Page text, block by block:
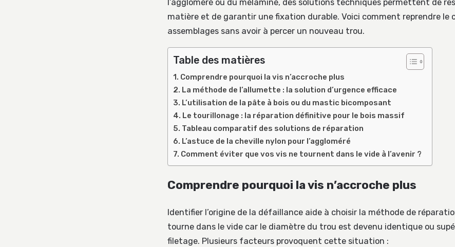
l’aggloméré ou du mélaminé, des solutions techniques permettent de
matière et de garantir une fixation durable. Voici comment reprendre le
assemblages sans avoir à percer un nouveau trou.
Table des matières
Comprendre pourquoi la vis n’accroche plus
La méthode de l’allumette : la solution d’urgence efficace
L’utilisation de la pâte à bois ou du mastic bicomposant
Le tourillonage : la réparation définitive pour le bois massif
Tableau comparatif des solutions de réparation
L’astuce de la cheville nylon pour l’aggloméré
Comment éviter que vos vis ne tournent dans le vide à l’avenir ?
Comprendre pourquoi la vis n’accroche plus
Identifier l’origine de la défaillance aide à choisir la méthode de
tourne dans le vide car le diamètre du trou est devenu identique ou
filetage. Plusieurs facteurs provoquent cette situation :